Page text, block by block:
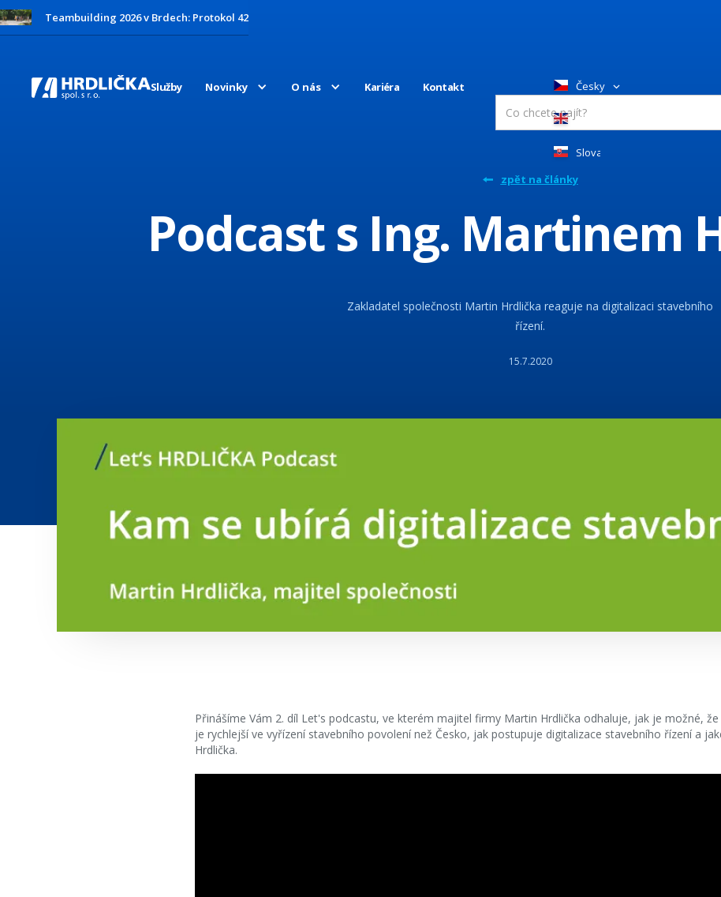
Teambuilding 2026 v Brdech: Protokol 42
Služby Novinky O nás Kariéra Kontakt Česky
English
Slovakia
zpět na články
Podcast s Ing. Martinem
Zakladatel společnosti Martin Hrdlička reaguje na digitalizaci stavebního
řízení.
15.7.2020
Přinášíme Vám 2. díl Let's podcastu, ve kterém majitel firmy Martin Hrdlička odhaluje, jak je možné,
je rychlejší ve vyřízení stavebního povolení než Česko, jak postupuje digitalizace stavebního řízení a
Hrdlička.